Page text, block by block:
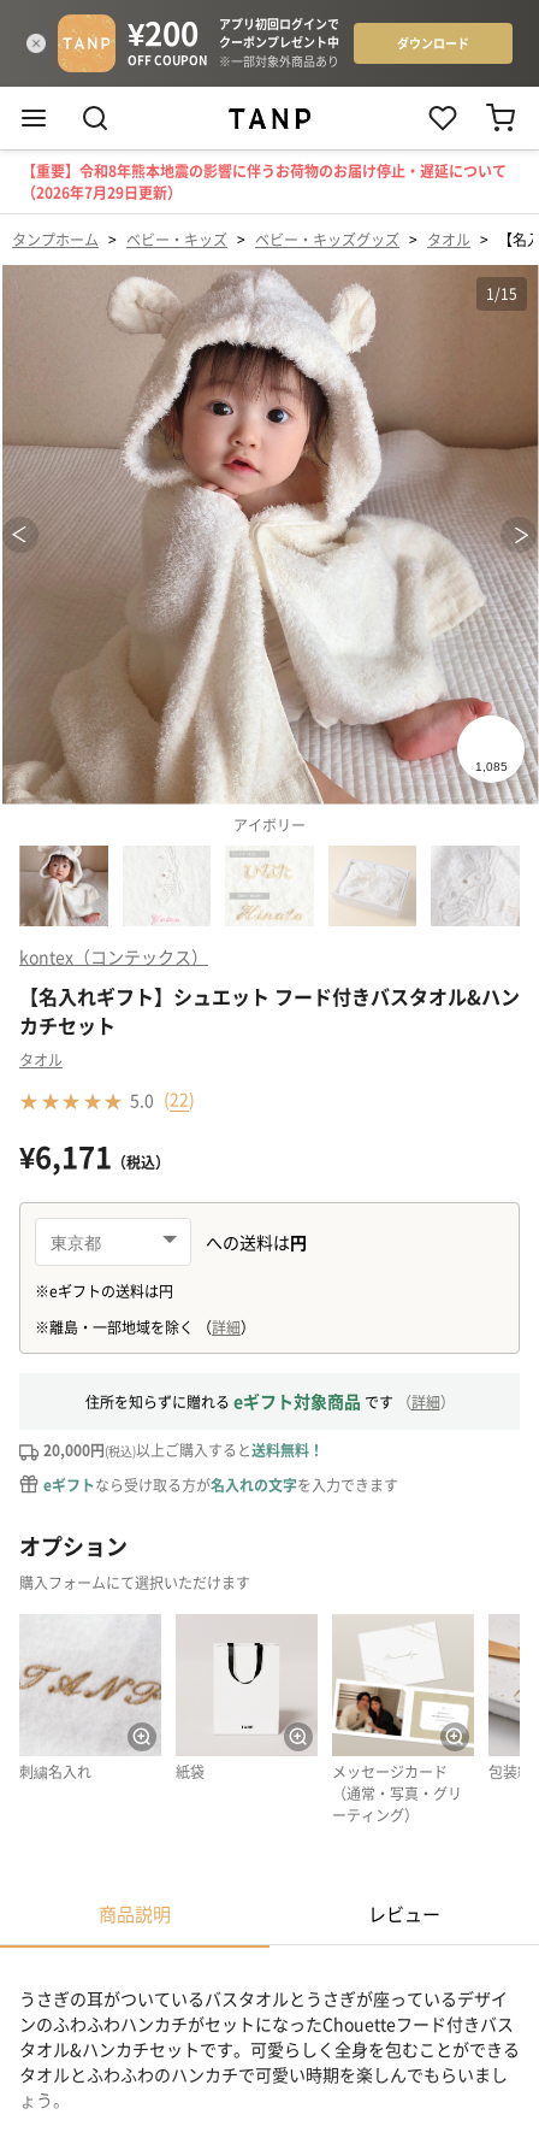
【重要】令和8年熊本地震の影響に伴うお荷物のお届け停止・遅延について
（2026年7月29日更新）
タンプホーム > ベビー・キッズ > ベビー・キッズグッズ > タオル > 【
1/15
アイボリー
kontex（コンテックス）
【名入れギフト】シュエット フード付きバスタオル&ハン
カチセット
タオル
5.0 (22)
¥6,171 （税込）
住所を知らずに贈れる eギフト対象商品 です （詳細）
20,000円(税込)以上ご購入すると送料無料！
eギフトなら受け取る方が名入れの文字を入力できます
オプション
購入フォームにて選択いただけます
刺繍名入れ 紙袋
メッセージカード
（通常・写真・グリ
ーティング）
包装紙
商品説明 レビュー
うさぎの耳がついているバスタオルとうさぎが座っているデザイ
ンのふわふわハンカチがセットになったChouetteフード付きバス
タオル&ハンカチセットです。可愛らしく全身を包むことができる
タオルとふわふわのハンカチで可愛い時期を楽しんでもらいまし
ょう。